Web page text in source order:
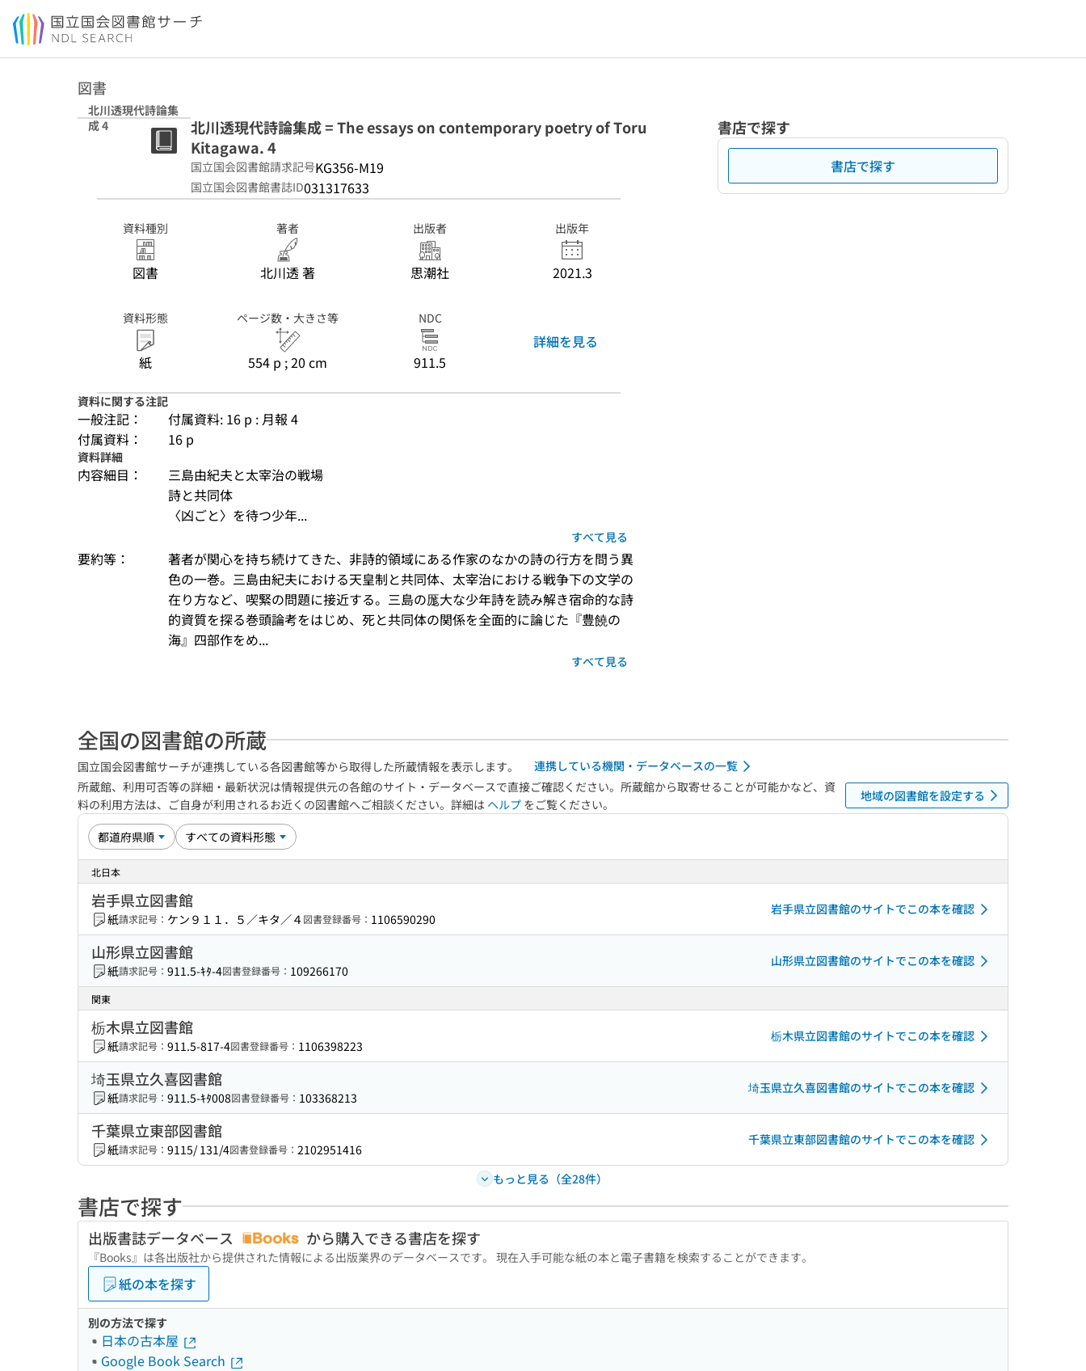
本文へ移動
図書
北川透現代詩論集
成 4
北川透現代詩論集成 = The essays on contemporary poetry of Toru
Kitagawa. 4
国立国会図書館請求記号KG356-M19
国立国会図書館書誌ID031317633
資料種別
図書
著者
北川透 著
出版者
思潮社
出版年
2021.3
資料形態
紙
ページ数・大きさ等
554 p ; 20 cm
NDC
911.5
詳細を見る
資料に関する注記
一般注記：
付属資料: 16 p : 月報 4
付属資料：
16 p
資料詳細
内容細目：
三島由紀夫と太宰治の戦場
詩と共同体
〈凶ごと〉を待つ少年...
すべて見る
要約等：
著者が関心を持ち続けてきた、非詩的領域にある作家のなかの詩の行方を問う異
色の一巻。三島由紀夫における天皇制と共同体、太宰治における戦争下の文学の
在り方など、喫緊の問題に接近する。三島の厖大な少年詩を読み解き宿命的な詩
的資質を探る巻頭論考をはじめ、死と共同体の関係を全面的に論じた『豊饒の
海』四部作をめ...
すべて見る
書店で探す
書店で探す
全国の図書館の所蔵
国立国会図書館サーチが連携している各図書館等から取得した所蔵情報を表示します。
連携している機関・データベースの一覧
所蔵館、利用可否等の詳細・最新状況は情報提供元の各館のサイト・データベースで直接ご確認ください。所蔵館から取寄せることが可能かなど、資
料の利用方法は、ご自身が利用されるお近くの図書館へご相談ください。詳細は ヘルプ をご覧ください。
地域の図書館を設定する
北日本
岩手県立図書館
紙請求記号： ケン９１１．５／キタ／４ 図書登録番号： 1106590290
岩手県立図書館のサイトでこの本を確認
山形県立図書館
紙請求記号： 911.5-ｷﾀ-4図書登録番号： 109266170
山形県立図書館のサイトでこの本を確認
関東
栃木県立図書館
紙請求記号： 911.5-817-4図書登録番号： 1106398223
栃木県立図書館のサイトでこの本を確認
埼玉県立久喜図書館
紙請求記号： 911.5-ｷﾀ008図書登録番号： 103368213
埼玉県立久喜図書館のサイトでこの本を確認
千葉県立東部図書館
紙請求記号： 9115/ 131/4図書登録番号： 2102951416
千葉県立東部図書館のサイトでこの本を確認
もっと見る（全28件）
書店で探す
出版書誌データベース から購入できる書店を探す
『Books』は各出版社から提供された情報による出版業界のデータベースです。 現在入手可能な紙の本と電子書籍を検索することができます。
紙の本を探す
別の方法で探す
日本の古本屋
Google Book Search